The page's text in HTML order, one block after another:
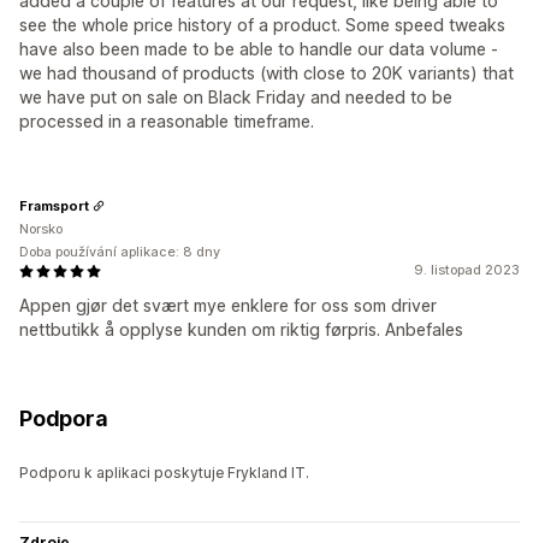
see the whole price history of a product. Some speed tweaks
have also been made to be able to handle our data volume -
we had thousand of products (with close to 20K variants) that
we have put on sale on Black Friday and needed to be
processed in a reasonable timeframe.
9. listopad 2023
Appen gjør det svært mye enklere for oss som driver
nettbutikk å opplyse kunden om riktig førpris. Anbefales
Framsport
Norsko
Doba používání aplikace: 8 dny
Podpora
Podporu k aplikaci poskytuje Frykland IT.